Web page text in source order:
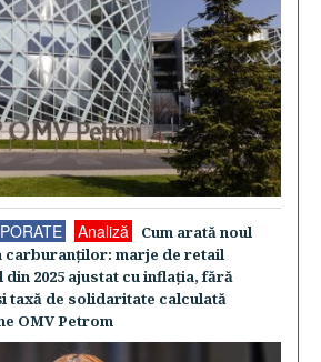
Analiză
Cum arată noul
carburanţilor: marje de retail
2025 ajustat cu inflaţia, fără
taxă de solidaritate calculată
OMV Petrom